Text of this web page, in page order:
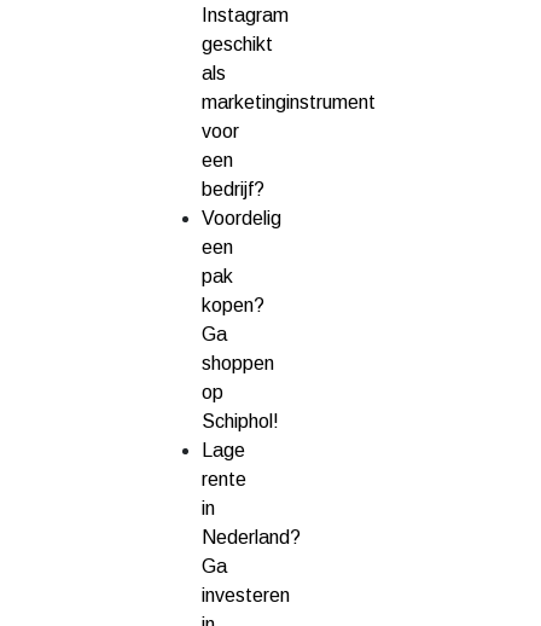
Instagram
geschikt
als
marketinginstrument
voor
een
bedrijf?
Voordelig
een
pak
kopen?
Ga
shoppen
op
Schiphol!
Lage
rente
in
Nederland?
Ga
investeren